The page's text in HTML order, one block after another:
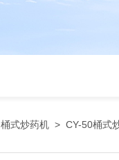
桶式炒药机 > CY-50桶式